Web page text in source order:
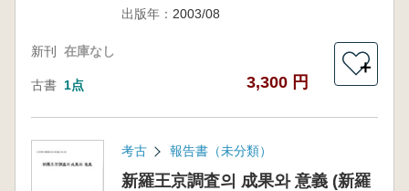
出版年： 2003/08
新刊 在庫なし
古書 1点 3,300 円
＋
考古 報告書（未分類）
新羅王京調査의 成果와 意義 (新羅